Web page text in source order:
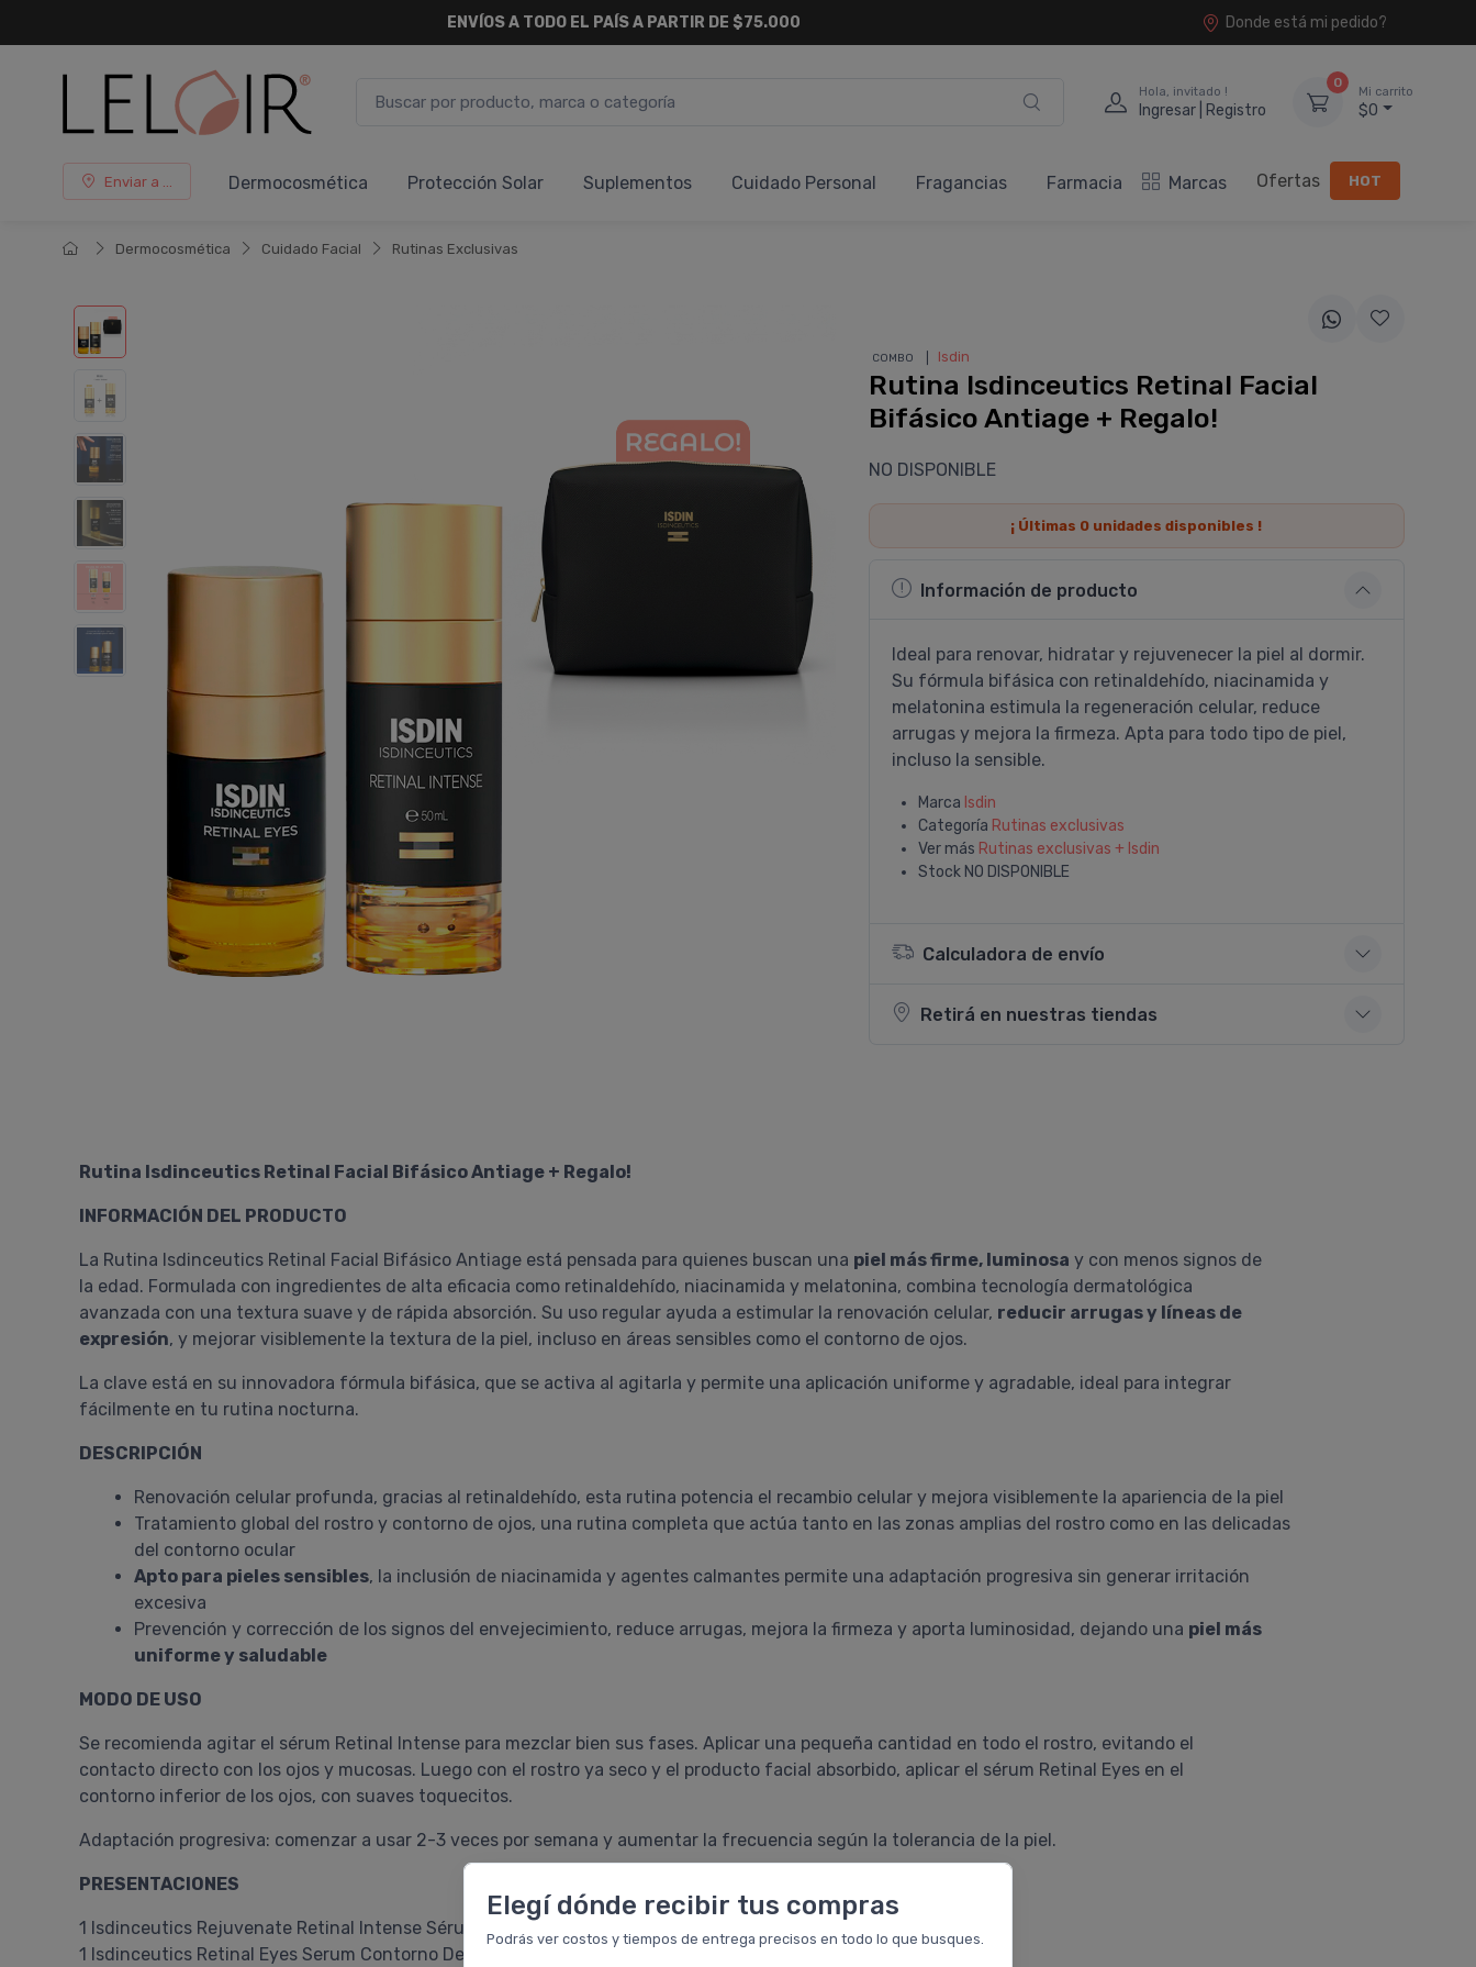
Elegí dónde recibir tus compras
Podrás ver costos y tiempos de entrega precisos en todo lo que busques.
ENVÍOS A TODO EL PAÍS A PARTIR DE $75.000 Donde está mi pedido?
Hola, invitado !
Ingresar | Registro
0
Mi carrito
$0
Enviar a ... Dermocosmética Protección Solar Suplementos Cuidado Personal Fragancias Farmacia Marcas Ofertas HOT
Dermocosmética Cuidado Facial Rutinas Exclusivas
COMBO Isdin
Rutina Isdinceutics Retinal Facial
Bifásico Antiage + Regalo!
NO DISPONIBLE
¡ Últimas 0 unidades disponibles !
Información de producto
Ideal para renovar, hidratar y rejuvenecer la piel al dormir.
Su fórmula bifásica con retinaldehído, niacinamida y
melatonina estimula la regeneración celular, reduce
arrugas y mejora la firmeza. Apta para todo tipo de piel,
incluso la sensible.
Marca Isdin
Categoría Rutinas exclusivas
Ver más Rutinas exclusivas + Isdin
Stock NO DISPONIBLE
Calculadora de envío
Retirá en nuestras tiendas
Rutina Isdinceutics Retinal Facial Bifásico Antiage + Regalo!
INFORMACIÓN DEL PRODUCTO
La Rutina Isdinceutics Retinal Facial Bifásico Antiage está pensada para quienes buscan una piel más firme, luminosa y con menos signos de
la edad. Formulada con ingredientes de alta eficacia como retinaldehído, niacinamida y melatonina, combina tecnología dermatológica
avanzada con una textura suave y de rápida absorción. Su uso regular ayuda a estimular la renovación celular, reducir arrugas y líneas de
expresión, y mejorar visiblemente la textura de la piel, incluso en áreas sensibles como el contorno de ojos.
La clave está en su innovadora fórmula bifásica, que se activa al agitarla y permite una aplicación uniforme y agradable, ideal para integrar
fácilmente en tu rutina nocturna.
DESCRIPCIÓN
Renovación celular profunda, gracias al retinaldehído, esta rutina potencia el recambio celular y mejora visiblemente la apariencia de la piel
Tratamiento global del rostro y contorno de ojos, una rutina completa que actúa tanto en las zonas amplias del rostro como en las delicadas
del contorno ocular
Apto para pieles sensibles, la inclusión de niacinamida y agentes calmantes permite una adaptación progresiva sin generar irritación
excesiva
Prevención y corrección de los signos del envejecimiento, reduce arrugas, mejora la firmeza y aporta luminosidad, dejando una piel más
uniforme y saludable
MODO DE USO
Se recomienda agitar el sérum Retinal Intense para mezclar bien sus fases. Aplicar una pequeña cantidad en todo el rostro, evitando el
contacto directo con los ojos y mucosas. Luego con el rostro ya seco y el producto facial absorbido, aplicar el sérum Retinal Eyes en el
contorno inferior de los ojos, con suaves toquecitos.
Adaptación progresiva: comenzar a usar 2-3 veces por semana y aumentar la frecuencia según la tolerancia de la piel.
PRESENTACIONES
1 Isdinceutics Rejuvenate Retinal Intense Sérum Bifásico Antiarrugas de 50ml
1 Isdinceutics Retinal Eyes Serum Contorno De Ojos Antiarrugas de 20ml